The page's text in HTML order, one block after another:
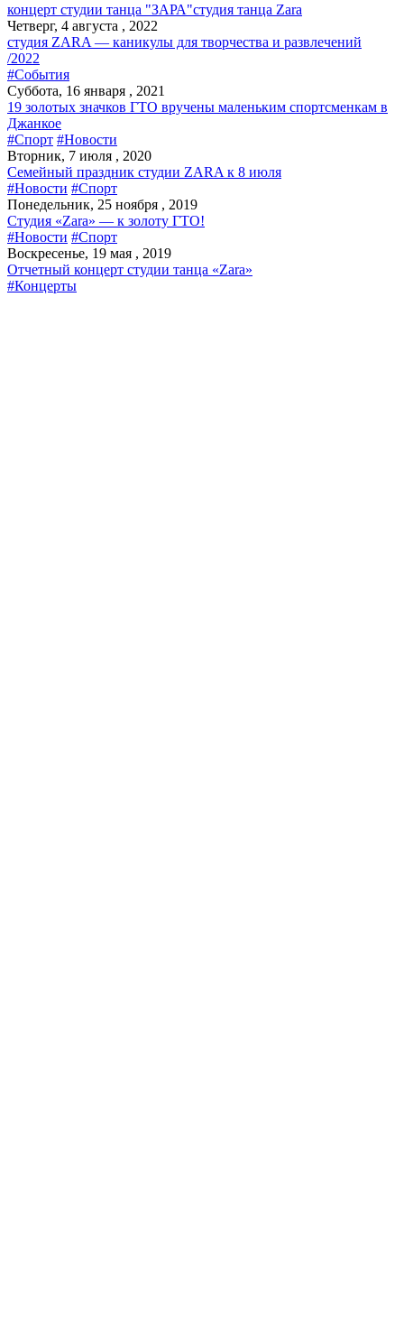
концерт студии танца "ЗАРА"студия танца Zara
Четверг, 4 августа , 2022
студия ZARA — каникулы для творчества и развлечений
/2022
#События
Суббота, 16 января , 2021
19 золотых значков ГТО вручены маленьким спортсменкам в
Джанкое
#Спорт #Новости
Вторник, 7 июля , 2020
Семейный праздник студии ZARA к 8 июля
#Новости #Спорт
Понедельник, 25 ноября , 2019
Студия «Zara» — к золоту ГТО!
#Новости #Спорт
Воскресенье, 19 мая , 2019
Отчетный концерт студии танца «Zara»
#Концерты